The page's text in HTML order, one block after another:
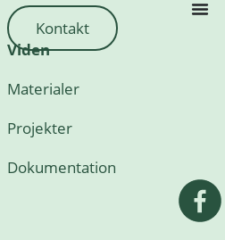
Kontakt
Viden
Materialer
Projekter
Dokumentation